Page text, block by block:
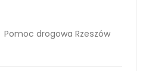
Pomoc drogowa Rzeszów